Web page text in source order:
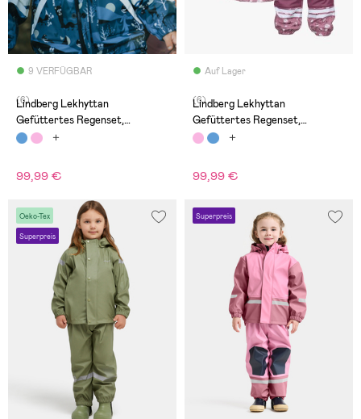
9 VERFÜGBAR
(6)
Lindberg Lekhyttan
Gefüttertes Regenset,
Blau/Schwarz
99,99 €
Auf Lager
(6)
Lindberg Lekhyttan
Gefüttertes Regenset,
Dahlia/White
99,99 €
Oeko-Tex
Superpreis
Superpreis